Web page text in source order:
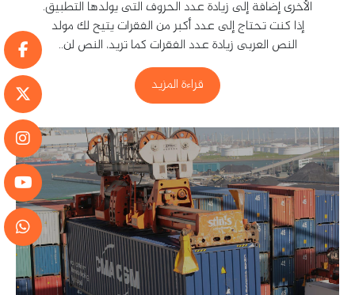
الأخرى إضافة إلى زيادة عدد الحروف التى يولدها التطبيق.
إذا كنت تحتاج إلى عدد أكبر من الفقرات يتيح لك مولد
النص العربى زيادة عدد الفقرات كما تريد، النص لن..
قراءة المزيد